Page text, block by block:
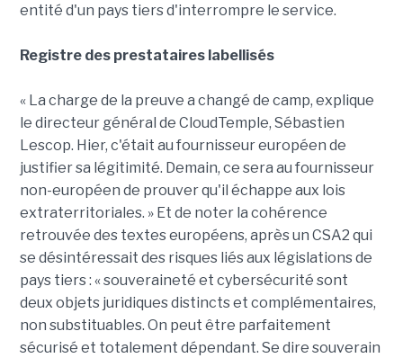
entité d'un pays tiers d'interrompre le service.
Registre des prestataires labellisés
« La charge de la preuve a changé de camp, explique
le directeur général de CloudTemple, Sébastien
Lescop. Hier, c'était au fournisseur européen de
justifier sa légitimité. Demain, ce sera au fournisseur
non-européen de prouver qu'il échappe aux lois
extraterritoriales. » Et de noter la cohérence
retrouvée des textes européens, après un CSA2 qui
se désintéressait des risques liés aux législations de
pays tiers : « souveraineté et cybersécurité sont
deux objets juridiques distincts et complémentaires,
non substituables. On peut être parfaitement
sécurisé et totalement dépendant. Se dire souverain